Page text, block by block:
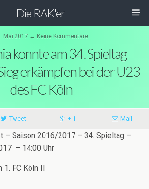
Die RAK'er
Mai 2017 ↔ Keine Kommentare
konnte am 34. Spieltag
erkämpfen bei der U23
des FC Köln
Tweet + 1 Mail
– Saison 2016/2017 – 34. Spieltag –
– 14:00 Uhr